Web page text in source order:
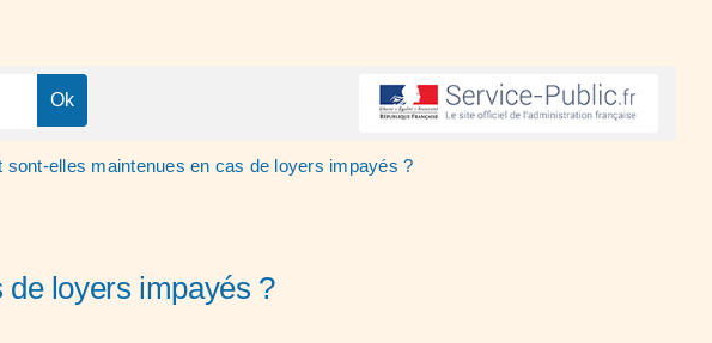
sont-elles maintenues en cas de loyers impayés ?
de loyers impayés ?